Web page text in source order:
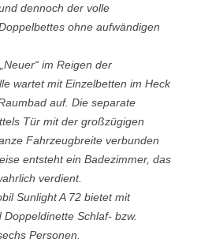
dennoch der volle
ohne aufwändigen
im Reigen der
wartet mit Einzelbetten im Heck
auf. Die separate
Tür mit der großzügigen
Fahrzeugbreite verbunden
entsteht ein Badezimmer, das
verdient.
Sunlight A 72 bietet mit
Schlaf- bzw.
Personen.